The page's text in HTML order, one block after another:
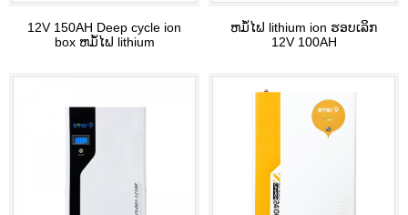
12V 150AH Deep cycle ion
box ຫມໍ້ໄຟ lithium
ຫມໍ້ໄຟ lithium ion ຮອບເລິກ
12V 100AH